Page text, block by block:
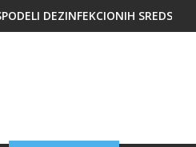
DEZINFEKCIONIH SREDSTAVA